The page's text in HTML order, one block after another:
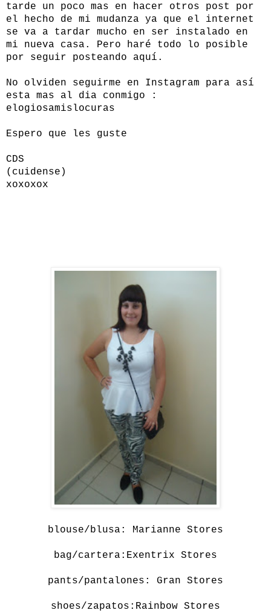
tarde un poco mas en hacer otros post por
el hecho de mi mudanza ya que el internet
se va a tardar mucho en ser instalado en
mi nueva casa. Pero haré todo lo posible
por seguir posteando aquí.
No olviden seguirme en Instagram para así
esta mas al dia conmigo :
elogiosamislocuras
Espero que les guste
CDS
(cuidense)
xoxoxox
blouse/blusa: Marianne Stores
bag/cartera:Exentrix Stores
pants/pantalones: Gran Stores
shoes/zapatos:Rainbow Stores